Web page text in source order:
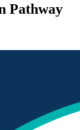
Pathway